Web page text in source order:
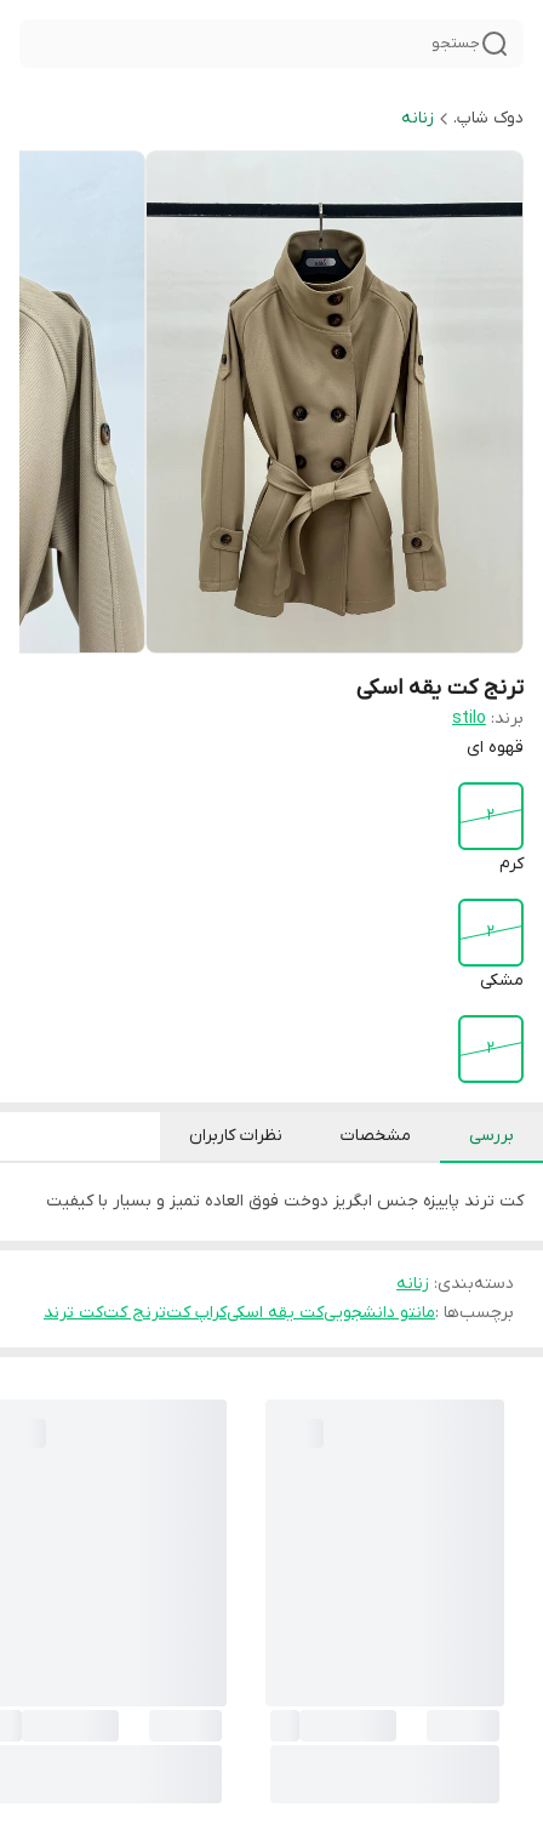
جستجو
دوک شاپ. زنانه
ترنج کت یقه اسکی
برند: stilo
قهوه ای
2
کرم
2
مشکی
2
بررسی مشخصات نظرات کاربران
کت ترند پاییزه جنس ابگریز دوخت فوق العاده تمیز و بسیار با کیفیت
دسته‌بندی: زنانه
برچسب‌ها :مانتو دانشجوییکت یقه اسکیکراپ کتترنج کتکت ترند